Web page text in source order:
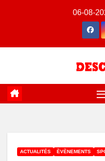
06-08-
ACTUALITÉS ÈVÈNEMENTS